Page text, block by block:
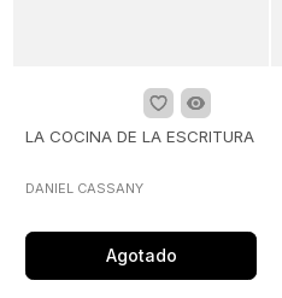
LA COCINA DE LA ESCRITURA
DANIEL CASSANY
Agotado